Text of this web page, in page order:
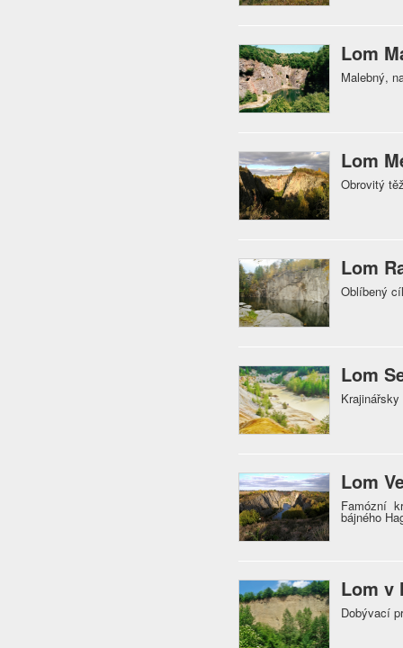
Lom
Malebný,
Lom
Obrovitý
Lom
Oblíbený
Lom
Lom
Famózní
bájného
Lom v
Dobývací